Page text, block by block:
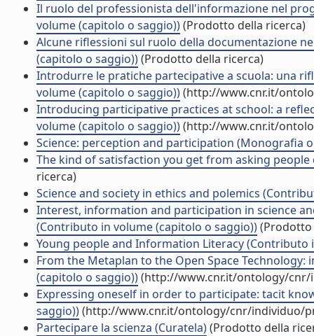
Il ruolo del professionista dell'informazione nel
volume (capitolo o saggio))(Prodotto della ricerca)
Alcune riflessioni sul ruolo della documentazione
(capitolo o saggio))(Prodotto della ricerca)
Introdurre le pratiche partecipative a scuola: una
volume (capitolo o saggio))(http://www.cnr.it/
Introducing participative practices at school: a
volume (capitolo o saggio))(http://www.cnr.it/
Science: perception and participation (Monografia
The kind of satisfaction you get from asking
ricerca)
Science and society in ethics and polemics
Interest, information and participation in science
(Contributo in volume (capitolo o saggio))(Prodotto
Young people and Information Literacy (Contributo
From the Metaplan to the Open Space
(capitolo o saggio))(http://www.cnr.it/ontology/
Expressing oneself in order to participate: tacit
saggio))(http://www.cnr.it/ontology/cnr/individuo/
Partecipare la scienza (Curatela)(Prodotto della